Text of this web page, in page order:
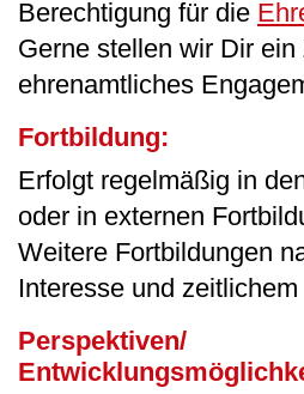
Berechtigung für die
Gerne stellen wir Dir
ehrenamtliches
Fortbildung:
Erfolgt regelmäßig in
oder in externen
Weitere Fortbildungen
Interesse und
Perspektiven/